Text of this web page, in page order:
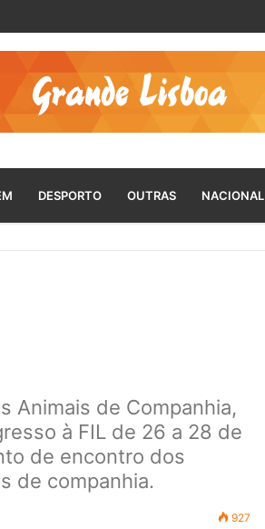
DESPORTO OUTRAS NACIONAL
Animais de Companhia,
à FIL de 26 a 28 de
de encontro dos
de companhia.
927